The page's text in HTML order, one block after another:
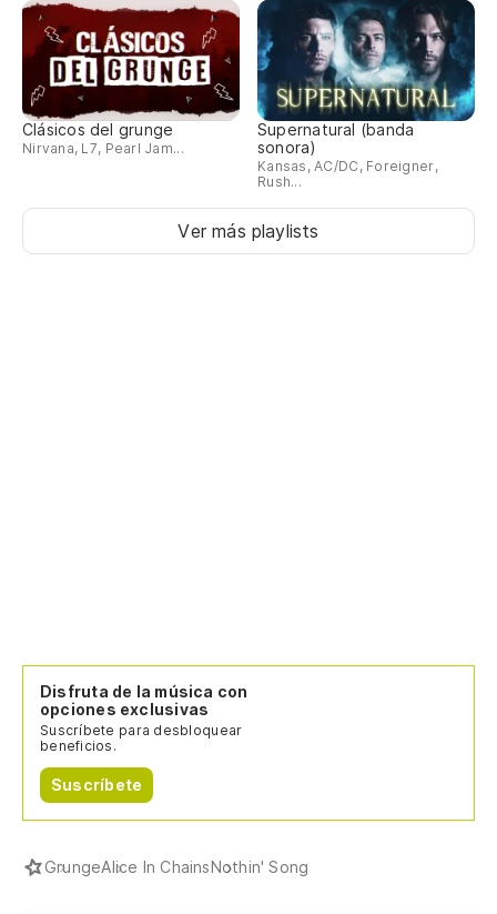
Clásicos del grunge
Nirvana, L7, Pearl Jam...
Supernatural (banda
sonora)
Kansas, AC/DC, Foreigner,
Rush...
Ver más playlists
Disfruta de la música con
opciones exclusivas
Suscríbete para desbloquear
beneficios.
Suscríbete
GrungeAlice In ChainsNothin' Song